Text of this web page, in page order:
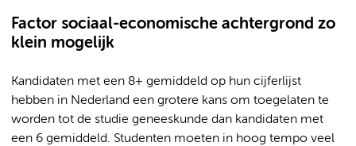
Factor sociaal-economische achtergrond zo
klein mogelijk
Kandidaten met een 8+ gemiddeld op hun cijferlijst
hebben in Nederland een grotere kans om toegelaten te
worden tot de studie geneeskunde dan kandidaten met
een 6 gemiddeld. Studenten moeten in hoog tempo veel